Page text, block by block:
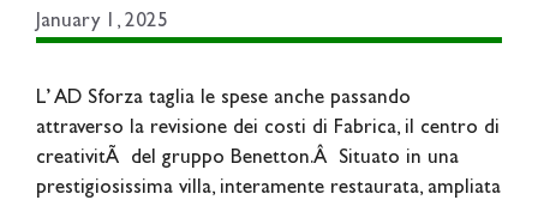
January 1, 2025
L’ AD Sforza taglia le spese anche passando
attraverso la revisione dei costi di Fabrica, il centro di
creativitÃ del gruppo Benetton.Â Situato in una
prestigiosissima villa, interamente restaurata, ampliata